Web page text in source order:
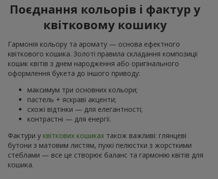
Поєднання кольорів і фактур у
квітковому кошику
Гармонія кольору та аромату — основа ефектного
квіткового кошика. Золоті правила складання композиції
кошик квітів з днем ​​народження або оригінального
оформлення букета до іншого приводу:
максимум три основних кольори;
пастель + яскраві акценти;
схожі відтінки — для елегантності;
контрастні — для енергії.
Фактури у квіткових кошиках також важливі: глянцеві
бутони з матовим листям, пухкі пелюстки з жорсткими
стеблами — все це створює баланс та гармонію квітів для
кошика.